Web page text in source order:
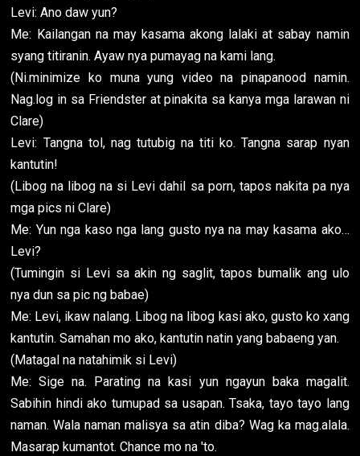
Levi: Ano daw yun?
Me: Kailangan na may kasama akong lalaki at sabay namin
syang titiranin. Ayaw nya pumayag na kami lang.
(Ni.minimize ko muna yung video na pinapanood namin.
Nag.log in sa Friendster at pinakita sa kanya mga larawan ni
Clare)
Levi: Tangna tol, nag tutubig na titi ko. Tangna sarap nyan
kantutin!
(Libog na libog na si Levi dahil sa porn, tapos nakita pa nya
mga pics ni Clare)
Me: Yun nga kaso nga lang gusto nya na may kasama ako…
Levi?
(Tumingin si Levi sa akin ng saglit, tapos bumalik ang ulo
nya dun sa pic ng babae)
Me: Levi, ikaw nalang. Libog na libog kasi ako, gusto ko xang
kantutin. Samahan mo ako, kantutin natin yang babaeng yan.
(Matagal na natahimik si Levi)
Me: Sige na. Parating na kasi yun ngayun baka magalit.
Sabihin hindi ako tumupad sa usapan. Tsaka, tayo tayo lang
naman. Wala naman malisya sa atin diba? Wag ka mag.alala.
Masarap kumantot. Chance mo na 'to.